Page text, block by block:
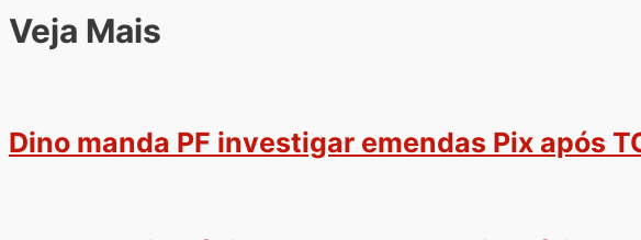
Veja Mais
Dino manda PF investigar emendas Pix após